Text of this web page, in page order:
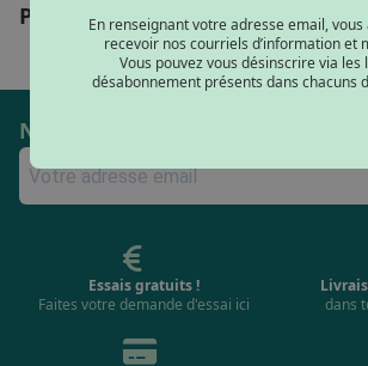
Plan du magasin
Ne manquez rien en recevant
Essais gratuits !
Faites votre demande d'essai ici
dans
En renseignant votre adresse email, vous
recevoir nos courriels d’information et
Vous pouvez vous désinscrire via les
désabonnement présents dans chacuns